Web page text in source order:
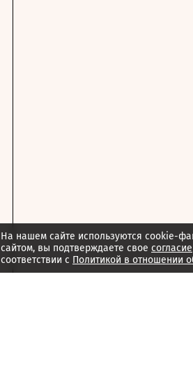
На нашем сайте используются cookie-
сайтом, вы подтверждаете свое согласие
соответствии с Политикой в отношении